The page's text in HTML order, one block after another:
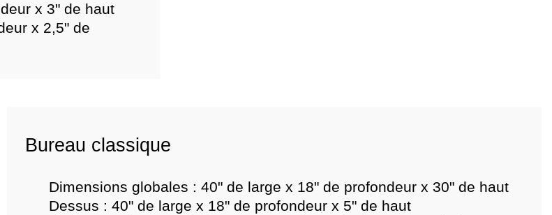
x 3" de haut
x 2,5" de
Bureau classique
Dimensions globales : 40" de large x 18" de profondeur x 30" de haut
Dessus : 40" de large x 18" de profondeur x 5" de haut